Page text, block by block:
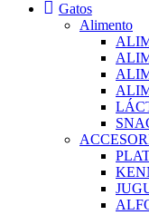
Gatos
Alimento